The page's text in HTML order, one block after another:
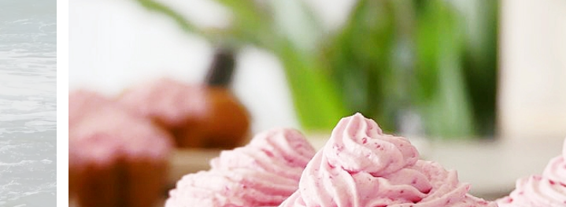
Mesures (poids, tour de taille, etc...)
Objectifs personnels
Statistiques personnelles
Calculer mon Indice de Masse Corporelle
(IMC)
Liste de courses
Menu de la semaine